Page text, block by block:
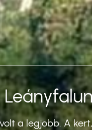
a legjobb. A